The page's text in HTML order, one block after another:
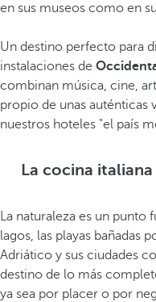
en sus museos como en
Un destino perfecto para
instalaciones de
combinan música, cine,
propio de unas auténticas
nuestros hoteles "el país
La cocina
La naturaleza es un punto
lagos, las playas bañadas
Adriático y sus ciudades
destino de lo más
ya sea por placer o por